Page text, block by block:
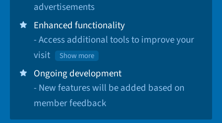
advertisements
Enhanced functionality
- Access additional tools to improve your
visit
Show more
Ongoing development
- New features will be added based on
member feedback